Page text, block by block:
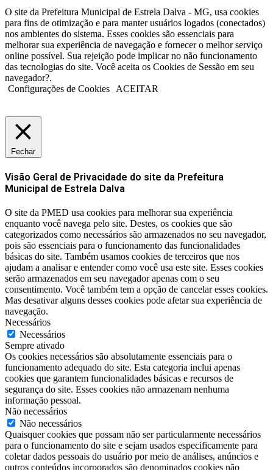
O site da Prefeitura Municipal de Estrela Dalva - MG, usa cookies
para fins de otimização e para manter usuários logados (conectados)
nos ambientes do sistema. Esses cookies são essenciais para
melhorar sua experiência de navegação e fornecer o melhor serviço
online possível. Sua rejeição pode implicar no não funcionamento
das tecnologias do site. Você aceita os Cookies de Sessão em seu
navegador?.
Configurações de Cookies
ACEITAR
Fechar
Visão Geral de Privacidade do site da Prefeitura
Municipal de Estrela Dalva
O site da PMED usa cookies para melhorar sua experiência
enquanto você navega pelo site. Destes, os cookies que são
categorizados como necessários são armazenados no seu navegador,
pois são essenciais para o funcionamento das funcionalidades
básicas do site. Também usamos cookies de terceiros que nos
ajudam a analisar e entender como você usa este site. Esses cookies
serão armazenados em seu navegador apenas com o seu
consentimento. Você também tem a opção de cancelar esses cookies.
Mas desativar alguns desses cookies pode afetar sua experiência de
navegação.
Necessários
Necessários
Sempre ativado
Os cookies necessários são absolutamente essenciais para o
funcionamento adequado do site. Esta categoria inclui apenas
cookies que garantem funcionalidades básicas e recursos de
segurança do site. Esses cookies não armazenam nenhuma
informação pessoal.
Não necessários
Não necessários
Quaisquer cookies que possam não ser particularmente necessários
para o funcionamento do site e sejam usados ​​especificamente para
coletar dados pessoais do usuário por meio de análises, anúncios e
outros conteúdos incorporados são denominados cookies não